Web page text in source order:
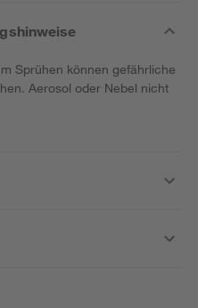
Sprühen können gefährliche
Aerosol oder Nebel nicht